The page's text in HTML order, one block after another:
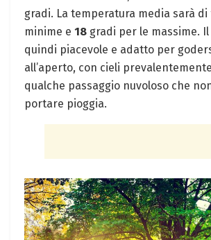
gradi. La temperatura media sarà di
minime e 18 gradi per le massime.
quindi piacevole e adatto per
all’aperto, con cieli
qualche passaggio nuvoloso che
portare pioggia.